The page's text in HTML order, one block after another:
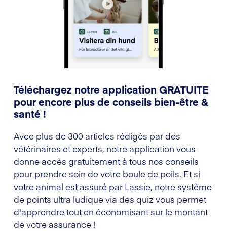
Téléchargez notre application GRATUITE
pour encore plus de conseils bien-être &
santé !
Avec plus de 300 articles rédigés par des
vétérinaires et experts, notre application vous
donne accès gratuitement à tous nos conseils
pour prendre soin de votre boule de poils. Et si
votre animal est assuré par Lassie, notre système
de points ultra ludique via des quiz vous permet
d'apprendre tout en économisant sur le montant
de votre assurance !